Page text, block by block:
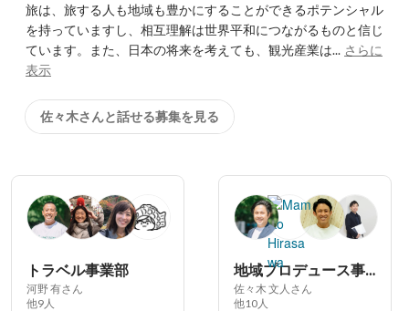
旅は、旅する人も地域も豊かにすることができるポテンシャル
を持っていますし、相互理解は世界平和につながるものと信じ
ています。また、日本の将来を考えても、観光産業は... さらに
表示
佐々木さんと話せる募集を見る
トラベル事業部
河野 有さん
他9人
地域プロデュース事業部
佐々木 文人さん
他10人